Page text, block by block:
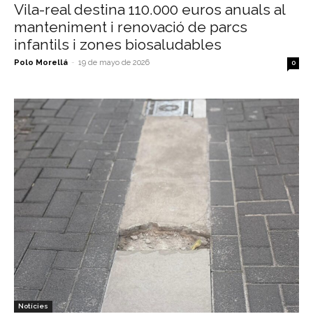
Vila-real destina 110.000 euros anuals al
manteniment i renovació de parcs
infantils i zones biosaludables
Polo Morellá - 19 de mayo de 2026 0
Notícies